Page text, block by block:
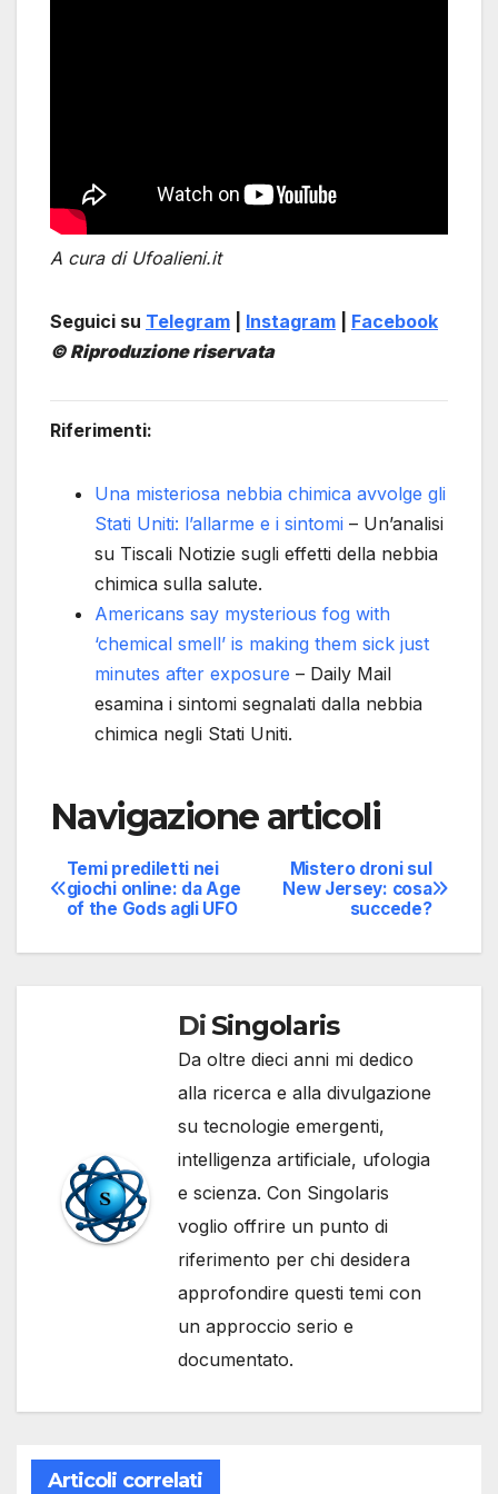
A cura di Ufoalieni.it
Seguici su Telegram Instagram
Facebook
© Riproduzione riservata
Riferimenti:
Una misteriosa nebbia chimica avvolge gli
Stati Uniti: l’allarme e i sintomi – Un’analisi
su Tiscali Notizie sugli effetti della nebbia
chimica sulla salute.
Americans say mysterious fog with
‘chemical smell’ is making them sick just
minutes after exposure – Daily Mail
esamina i sintomi segnalati dalla nebbia
chimica negli Stati Uniti.
Navigazione articoli
Mistero droni sul
New Jersey: cosa
succede?
Temi prediletti nei
giochi online: da Age
of the Gods agli UFO
Di Singolaris
Da oltre dieci anni mi dedico
alla ricerca e alla divulgazione
su tecnologie emergenti,
intelligenza artificiale, ufologia
e scienza. Con Singolaris
voglio offrire un punto di
riferimento per chi desidera
approfondire questi temi con
un approccio serio e
documentato.
Articoli correlati